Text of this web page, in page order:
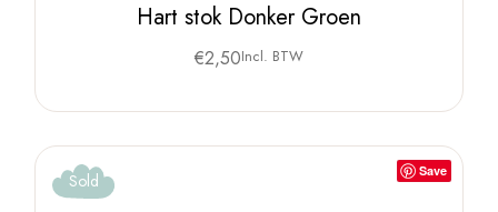
Hart stok Donker Groen
€2,50Incl. BTW
Save
Sold